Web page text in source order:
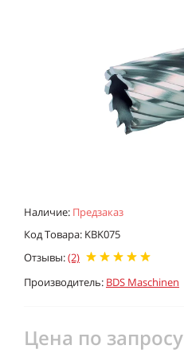
Наличие: Предзаказ
Код Товара: KBK075
Отзывы:(2)
Производитель: BDS Maschinen
Цена по запросу